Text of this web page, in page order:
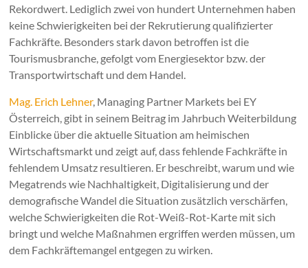
Rekordwert. Lediglich zwei von hundert Unternehmen haben
keine Schwierigkeiten bei der Rekrutierung qualifizierter
Fachkräfte. Besonders stark davon betroffen ist die
Tourismusbranche, gefolgt vom Energiesektor bzw. der
Transportwirtschaft und dem Handel.
Mag. Erich Lehner, Managing Partner Markets bei EY
Österreich, gibt in seinem Beitrag im Jahrbuch Weiterbildung
Einblicke über die aktuelle Situation am heimischen
Wirtschaftsmarkt und zeigt auf, dass fehlende Fachkräfte in
fehlendem Umsatz resultieren. Er beschreibt, warum und wie
Megatrends wie Nachhaltigkeit, Digitalisierung und der
demografische Wandel die Situation zusätzlich verschärfen,
welche Schwierigkeiten die Rot-Weiß-Rot-Karte mit sich
bringt und welche Maßnahmen ergriffen werden müssen, um
dem Fachkräftemangel entgegen zu wirken.